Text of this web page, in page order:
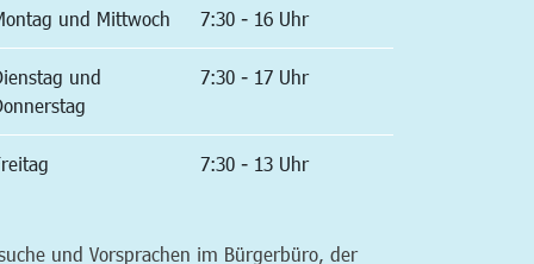
und Mittwoch 7:30 - 16 Uhr
und
7:30 - 17 Uhr
7:30 - 13 Uhr
und Vorsprachen im Bürgerbüro, der